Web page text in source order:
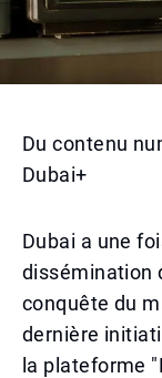
Du contenu
Dubai+
Dubai a une
dissémination
conquête du
dernière
la plateforme